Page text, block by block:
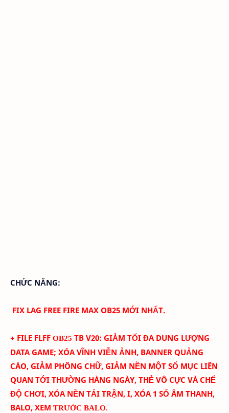
CHỨC NĂNG:
FIX LAG FREE FIRE MAX OB25 MỚI NHẤT.
+ FILE FLFF OB25 TB V20: GIẢM TỐI ĐA DUNG LƯỢNG
DATA GAME; XÓA VĨNH VIỄN ẢNH, BANNER QUẢNG
CÁO, GIẢM PHÔNG CHỮ, GIẢM NỀN MỘT SỐ MỤC LIÊN
QUAN TỚI THƯỜNG HÀNG NGÀY, THẺ VÔ CỰC VÀ CHẾ
ĐỘ CHƠI, XÓA NỀN TẢI TRẬN, I, XÓA 1 SỐ ÂM THANH,
BALO, XEM TRƯỚC BALO.